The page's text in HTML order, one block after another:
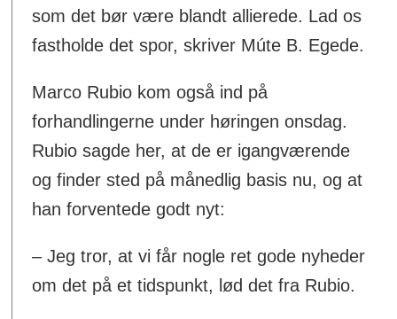
som det bør være blandt allierede. Lad os
fastholde det spor, skriver Múte B. Egede.
Marco Rubio kom også ind på
forhandlingerne under høringen onsdag.
Rubio sagde her, at de er igangværende
og finder sted på månedlig basis nu, og at
han forventede godt nyt:
– Jeg tror, at vi får nogle ret gode nyheder
om det på et tidspunkt, lød det fra Rubio.